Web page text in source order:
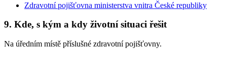
Zdravotní pojišťovna ministerstva vnitra České republiky
9. Kde, s kým a kdy životní situaci řešit
Na úředním místě příslušné zdravotní pojišťovny.